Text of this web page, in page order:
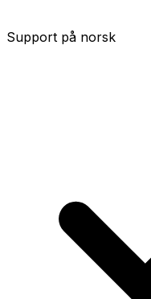
Support på norsk